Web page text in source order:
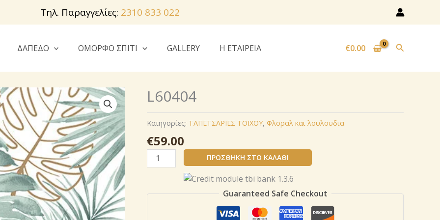
Τηλ. Παραγγελίες: 2310 833 022
ΔΑΠΕΔΟ ΟΜΟΡΦΟ ΣΠΙΤΙ GALLERY Η ΕΤΑΙΡΕΙΑ €0.00
L60404
Κατηγορίες: ΤΑΠΕΤΣΑΡΙΕΣ ΤΟΙΧΟΥ, Φλοραλ και λουλουδια
€59.00
L60404
ποσότητα
ΠΡΟΣΘΉΚΗ ΣΤΟ ΚΑΛΆΘΙ
Guaranteed Safe Checkout